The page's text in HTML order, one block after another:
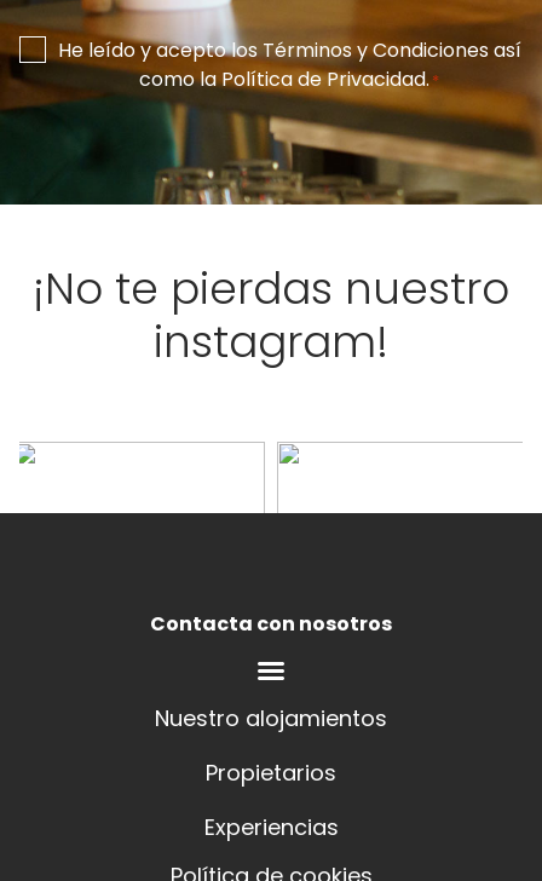
Consentimiento
*
He leído y acepto losTérminos y Condicionesasí
como laPolítica de Privacidad.*
¡No te pierdas nuestro
instagram!
Contacta con nosotros
Nuestro alojamientos
Propietarios
Experiencias